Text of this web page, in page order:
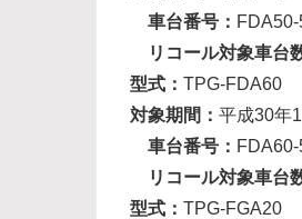
車台番号：
リコール対象車台
型式： TPG-FDA60
対象期間： 平成30年
車台番号：
リコール対象車台
型式： TPG-FGA20